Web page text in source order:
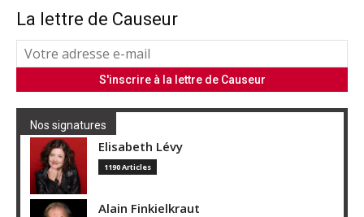
La lettre de Causeur
Nos signatures
Elisabeth Lévy
1190 Articles
Alain Finkielkraut